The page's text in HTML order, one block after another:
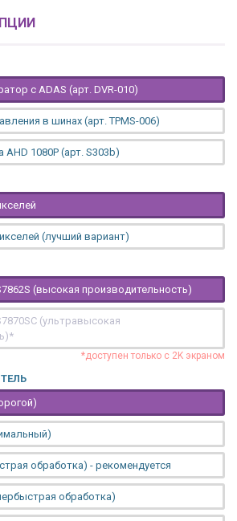
с ADAS (арт. DVR-010)
в шинах (арт. TPMS-006)
1080P (арт. S303b)
(лучший вариант)
(высокая производительность)
(ультравысокая
*доступен только с 2K экраном
обработка) - рекомендуется
обработка)